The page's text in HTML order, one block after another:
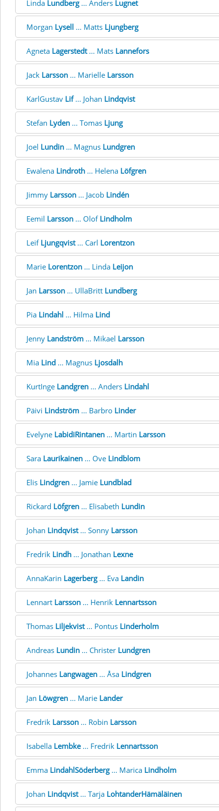
Linda Lundberg... Anders Lugnet
Morgan Lysell ... Matts Ljungberg
Agneta Lagerstedt... Mats Lannefors
Jack Larsson ... Marielle Larsson
KarlGustav Lif... Johan Lindqvist
Stefan Lyden ... Tomas Ljung
Joel Lundin ... Magnus Lundgren
Ewalena Lindroth ... Helena Löfgren
Jimmy Larsson ... Jacob Lindén
Eemil Larsson ... Olof Lindholm
Leif Ljungqvist... Carl Lorentzon
Marie Lorentzon ... Linda Leijon
Jan Larsson ... UllaBritt Lundberg
Pia Lindahl ... Hilma Lind
Jenny Landström ... Mikael Larsson
Mia Lind ... Magnus Ljosdalh
KurtInge Landgren ... Anders Lindahl
Päivi Lindström ... Barbro Linder
Evelyne LabidiRintanen ... Martin Larsson
Sara Laurikainen ... Ove Lindblom
Elis Lindgren ... Jamie Lundblad
Rickard Löfgren ... Elisabeth Lundin
Johan Lindqvist... Sonny Larsson
Fredrik Lindh ... Jonathan Lexne
AnnaKarin Lagerberg... Eva Landin
Lennart Larsson ... Henrik Lennartsson
Thomas Liljekvist... Pontus Linderholm
Andreas Lundin ... Christer Lundgren
Johannes Langwagen ... Åsa Lindgren
Jan Löwgren ... Marie Lander
Fredrik Larsson ... Robin Larsson
Isabella Lembke... Fredrik Lennartsson
Emma LindahlSöderberg... Marica Lindholm
Johan Lindqvist... Tarja LohtanderHämäläinen